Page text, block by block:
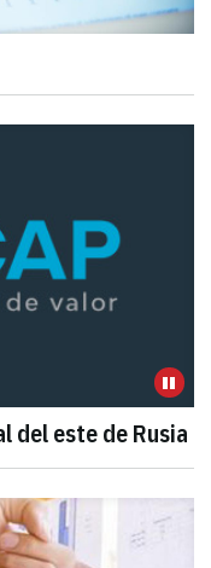
del este de Rusia